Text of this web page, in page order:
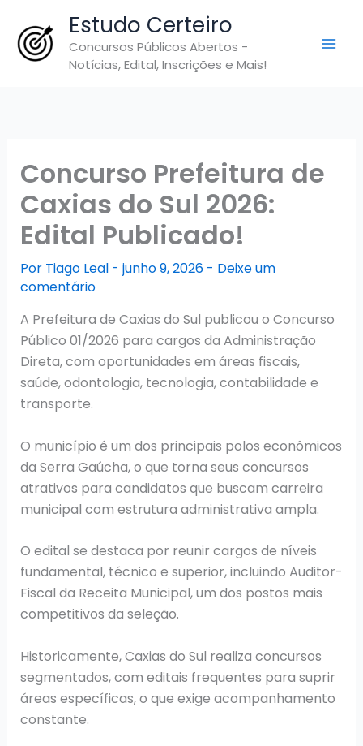
para
Estudo Certeiro
Concursos Públicos Abertos -
Notícias, Edital, Inscrições e Mais!
Concurso Prefeitura de
Caxias do Sul 2026:
Edital Publicado!
Por Tiago Leal - junho 9, 2026 - Deixe um
comentário
A Prefeitura de Caxias do Sul publicou o Concurso
Público 01/2026 para cargos da Administração
Direta, com oportunidades em áreas fiscais,
saúde, odontologia, tecnologia, contabilidade e
transporte.
O município é um dos principais polos econômicos
da Serra Gaúcha, o que torna seus concursos
atrativos para candidatos que buscam carreira
municipal com estrutura administrativa ampla.
O edital se destaca por reunir cargos de níveis
fundamental, técnico e superior, incluindo Auditor-
Fiscal da Receita Municipal, um dos postos mais
competitivos da seleção.
Historicamente, Caxias do Sul realiza concursos
segmentados, com editais frequentes para suprir
áreas específicas, o que exige acompanhamento
constante.